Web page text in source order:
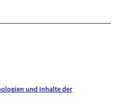
und Inhalte der